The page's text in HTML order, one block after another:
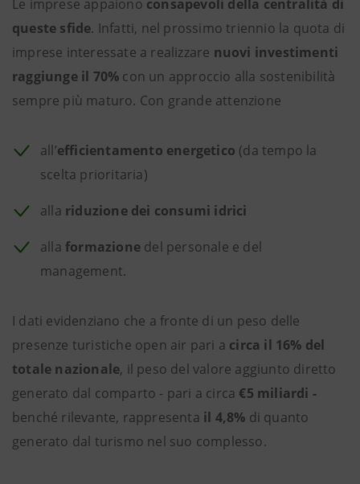
Le imprese appaiono consapevoli della centralità di
queste sfide. Infatti, nel prossimo triennio la quota di
imprese interessate a realizzare nuovi investimenti
raggiunge il 70% con un approccio alla sostenibilità
sempre più maturo. Con grande attenzione
all’efficientamento energetico (da tempo la
scelta prioritaria)
alla riduzione dei consumi idrici
alla formazione del personale e del
management.
I dati evidenziano che a fronte di un peso delle
presenze turistiche open air pari a circa il 16% del
totale nazionale, il peso del valore aggiunto diretto
generato dal comparto - pari a circa €5 miliardi -
benché rilevante, rappresenta il 4,8% di quanto
generato dal turismo nel suo complesso.